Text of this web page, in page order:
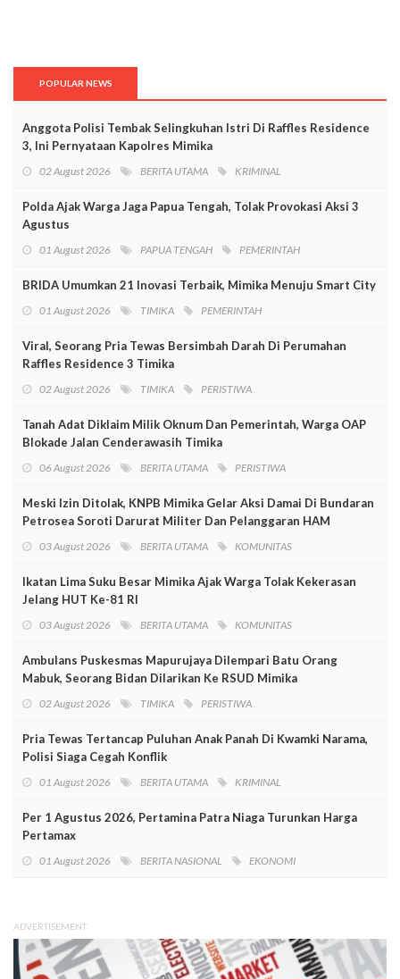
POPULAR NEWS
Anggota Polisi Tembak Selingkuhan Istri Di Raffles Residence
3, Ini Pernyataan Kapolres Mimika
02 August 2026 BERITA UTAMA KRIMINAL
Polda Ajak Warga Jaga Papua Tengah, Tolak Provokasi Aksi 3
Agustus
01 August 2026 PAPUA TENGAH PEMERINTAH
BRIDA Umumkan 21 Inovasi Terbaik, Mimika Menuju Smart City
01 August 2026 TIMIKA PEMERINTAH
Viral, Seorang Pria Tewas Bersimbah Darah Di Perumahan
Raffles Residence 3 Timika
02 August 2026 TIMIKA PERISTIWA
Tanah Adat Diklaim Milik Oknum Dan Pemerintah, Warga OAP
Blokade Jalan Cenderawasih Timika
06 August 2026 BERITA UTAMA PERISTIWA
Meski Izin Ditolak, KNPB Mimika Gelar Aksi Damai Di Bundaran
Petrosea Soroti Darurat Militer Dan Pelanggaran HAM
03 August 2026 BERITA UTAMA KOMUNITAS
Ikatan Lima Suku Besar Mimika Ajak Warga Tolak Kekerasan
Jelang HUT Ke-81 RI
03 August 2026 BERITA UTAMA KOMUNITAS
Ambulans Puskesmas Mapurujaya Dilempari Batu Orang
Mabuk, Seorang Bidan Dilarikan Ke RSUD Mimika
02 August 2026 TIMIKA PERISTIWA
Pria Tewas Tertancap Puluhan Anak Panah Di Kwamki Narama,
Polisi Siaga Cegah Konflik
01 August 2026 BERITA UTAMA KRIMINAL
Per 1 Agustus 2026, Pertamina Patra Niaga Turunkan Harga
Pertamax
01 August 2026 BERITA NASIONAL EKONOMI
ADVERTISEMENT